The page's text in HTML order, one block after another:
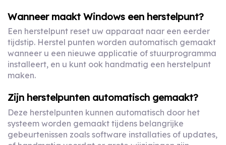
Wanneer maakt Windows een herstelpunt?
Een herstelpunt reset uw apparaat naar een eerder
tijdstip. Herstel punten worden automatisch gemaakt
wanneer u een nieuwe applicatie of stuurprogramma
installeert, en u kunt ook handmatig een herstelpunt
maken.
Zijn herstelpunten automatisch gemaakt?
Deze herstelpunten kunnen automatisch door het
systeem worden gemaakt tijdens belangrijke
gebeurtenissen zoals software installaties of updates,